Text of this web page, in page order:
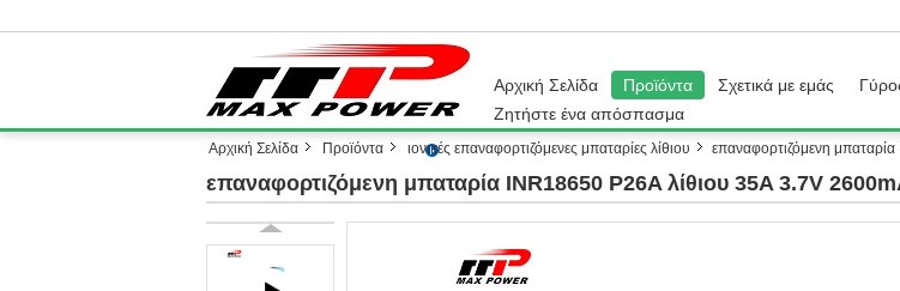
Αρχική Σελίδα Προϊόντα Σχετικά με εμάς
Ζητήστε ένα απόσπασμα
Αρχική Σελίδα Προϊόντα ιονικές επαναφορτιζόμενες μπαταρίες λίθιου επαναφορτιζόμενη
επαναφορτιζόμενη μπαταρία INR18650 P26A λίθιου 35A 3.7V